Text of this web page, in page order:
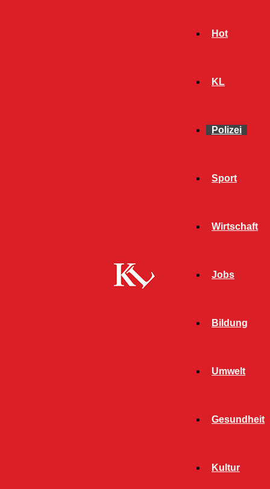
Hot
KL
Polizei
Sport
Wirtschaft
Jobs
Bildung
Umwelt
Gesundheit
Kultur